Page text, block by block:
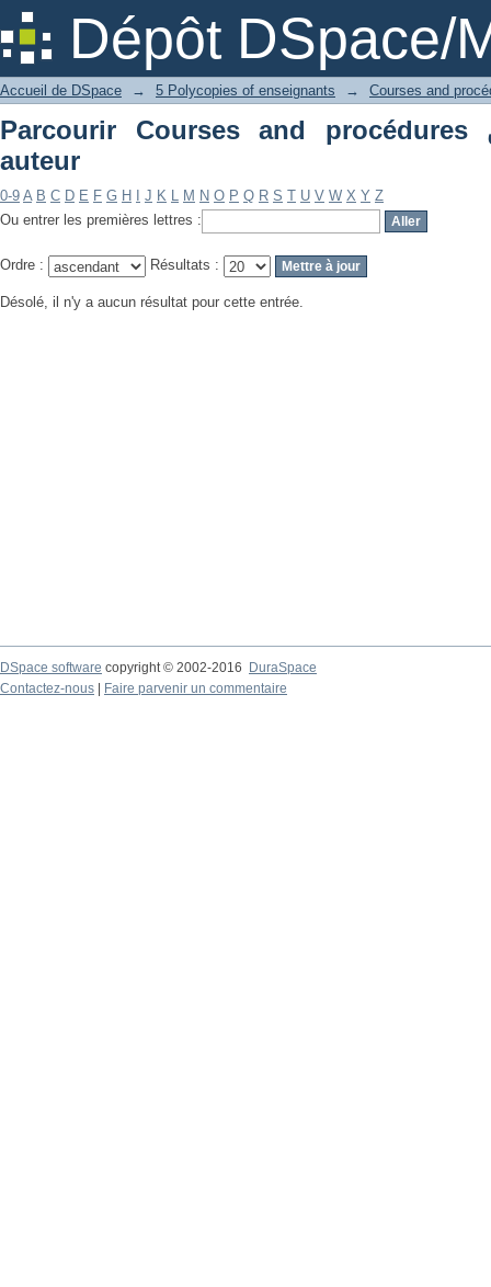
Dépôt DSpace/
Accueil de DSpace → 5 Polycopies of enseignants →
Parcourir Courses and procédures دروس و تمارين par
auteur
0-9 A B C D E F G H J K L M N O P Q R S T U V W X Y Z
Ou entrer les premières lettres :
Ordre : Résultats :
Désolé, il n'y a aucun résultat pour cette entrée.
DSpace software copyright © 2002-2016
DuraSpace
Contactez-nous
Faire parvenir un commentaire